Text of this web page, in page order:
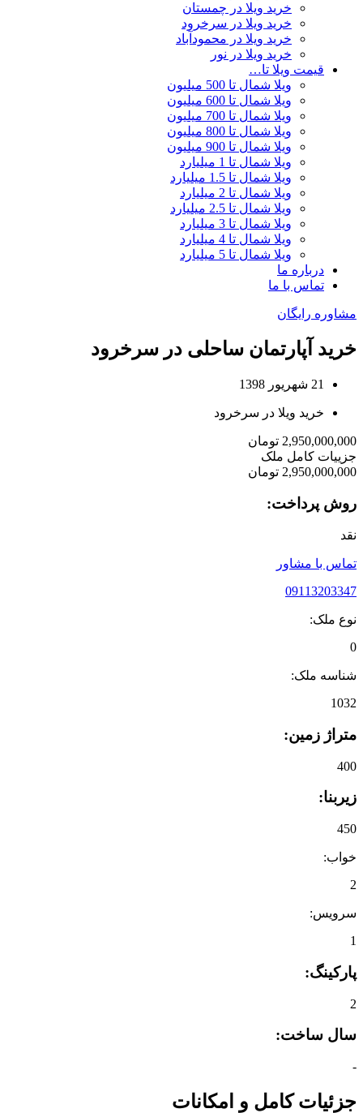
خرید ویلا در چمستان
خرید ویلا در سرخرود
خرید ویلا در محمودآباد
خرید ویلا در نور
قیمت ویلا تا…
ویلا شمال تا 500 میلیون
ویلا شمال تا 600 میلیون
ویلا شمال تا 700 میلیون
ویلا شمال تا 800 میلیون
ویلا شمال تا 900 میلیون
ویلا شمال تا 1 میلیارد
ویلا شمال تا 1.5 میلیارد
ویلا شمال تا 2 میلیارد
ویلا شمال تا 2.5 میلیارد
ویلا شمال تا 3 میلیارد
ویلا شمال تا 4 میلیارد
ویلا شمال تا 5 میلیارد
درباره ما
تماس با ما
مشاوره رایگان
خرید آپارتمان ساحلی در سرخرود
21 شهریور 1398
خرید ویلا در سرخرود
2,950,000,000 تومان
جزییات کامل ملک
2,950,000,000 تومان
روش پرداخت:
نقد
تماس با مشاور
09113203347
نوع ملک:
0
شناسه ملک:
1032
متراژ زمین:
400
زیربنا:
450
خواب:
2
سرویس:
1
پارکینگ:
2
سال ساخت:
-
جزئیات کامل و امکانات